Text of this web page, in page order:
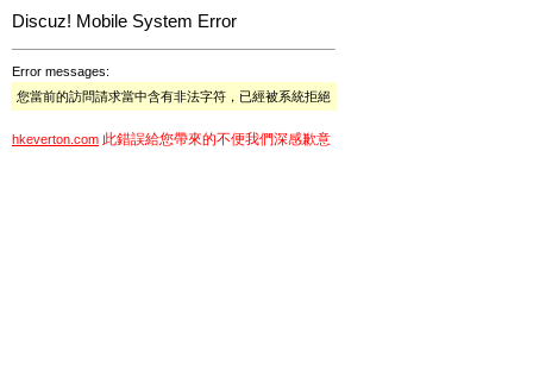
Discuz! Mobile System Error
Error messages:
您當前的訪問請求當中含有非法字符，已經被系統拒絕
hkeverton.com 此錯誤給您帶來的不便我們深感歉意